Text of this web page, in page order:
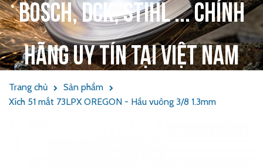
Bosch, DCK, Stihl ... chính
hãng uy tín tại Việt Nam
Trang chủ
Sản phẩm
Xích 51 mắt 73LPX OREGON - Hầu vuông 3/8 1.3mm